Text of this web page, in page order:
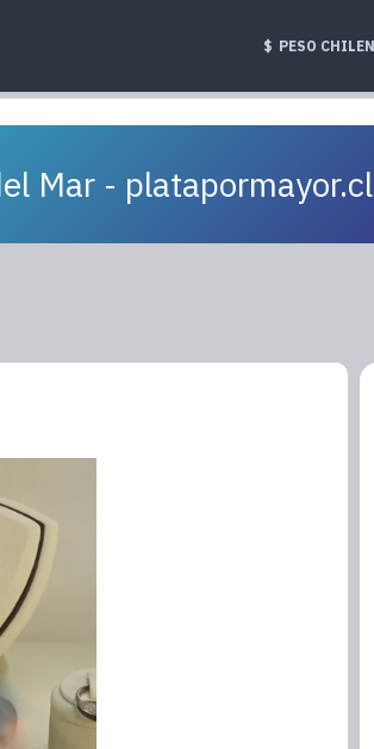
$ PESO
Mar - platapormayor.cl